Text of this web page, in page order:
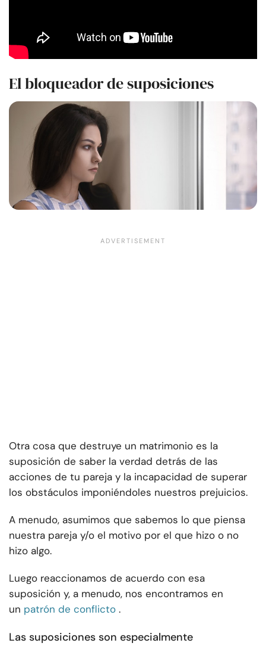
El bloqueador de suposiciones
Otra cosa que destruye un matrimonio es la
suposición de saber la verdad detrás de las
acciones de tu pareja y la incapacidad de superar
los obstáculos imponiéndoles nuestros prejuicios.
A menudo, asumimos que sabemos lo que piensa
nuestra pareja y/o el motivo por el que hizo o no
hizo algo.
Luego reaccionamos de acuerdo con esa
suposición y, a menudo, nos encontramos en
un patrón de conflicto .
Las suposiciones son especialmente